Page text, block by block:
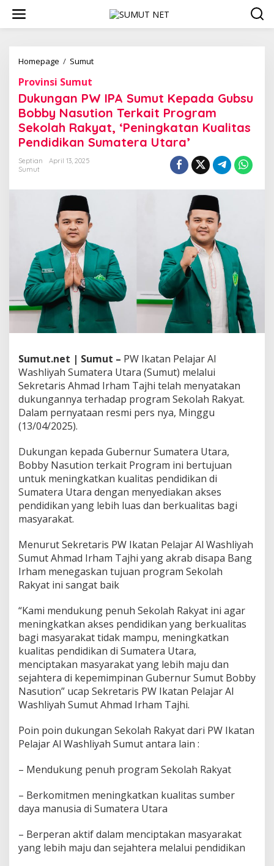
w
Homepage / Sumut
u
n
g
a
n
P
A
t
K
e
p
a
d
G
u
s
u
B
o
b
b
a
s
u
t
i
o
n
r
k
a
i
t
r
o
g
r
a
m
S
e
k
o
a
h
a
k
a
t
P
e
Provinsi Sumut
Dukungan PW IPA Sumut Kepada Gubsu
Bobby Nasution Terkait Program
Sekolah Rakyat, ‘Peningkatan Kualitas
Pendidikan Sumatera Utara’
Septian
April 13, 2025
Sumut
Sumut.net | Sumut – PW Ikatan Pelajar Al
Washliyah Sumatera Utara (Sumut) melalui
Sekretaris Ahmad Irham Tajhi telah menyatakan
dukungannya terhadap program Sekolah Rakyat.
Dalam pernyataan resmi pers nya, Minggu
(13/04/2025).
Dukungan kepada Gubernur Sumatera Utara,
Bobby Nasution terkait Program ini bertujuan
untuk meningkatkan kualitas pendidikan di
Sumatera Utara dengan menyediakan akses
pendidikan yang lebih luas dan berkualitas bagi
masyarakat.
Menurut Sekretaris PW Ikatan Pelajar Al Washliyah
Sumut Ahmad Irham Tajhi yang akrab disapa Bang
Irham menegaskan tujuan program Sekolah
Rakyat ini sangat baik
“Kami mendukung penuh Sekolah Rakyat ini agar
meningkatkan akses pendidikan yang berkualitas
bagi masyarakat tidak mampu, meningkatkan
kualitas pendidikan di Sumatera Utara,
menciptakan masyarakat yang lebih maju dan
sejahtera di kepemimpinan Gubernur Sumut Bobby
Nasution” ucap Sekretaris PW Ikatan Pelajar Al
Washliyah Sumut Ahmad Irham Tajhi.
Poin poin dukungan Sekolah Rakyat dari PW Ikatan
Pelajar Al Washliyah Sumut antara lain :
– Mendukung penuh program Sekolah Rakyat
– Berkomitmen meningkatkan kualitas sumber
daya manusia di Sumatera Utara
– Berperan aktif dalam menciptakan masyarakat
yang lebih maju dan sejahtera melalui pendidikan